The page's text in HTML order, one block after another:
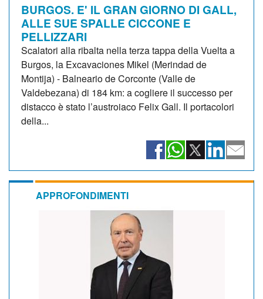
BURGOS. E' IL GRAN GIORNO DI GALL,
ALLE SUE SPALLE CICCONE E
PELLIZZARI
Scalatori alla ribalta nella terza tappa della Vuelta a
Burgos, la Excavaciones Mikel (Merindad de
Montija) - Balneario de Corconte (Valle de
Valdebezana) di 184 km: a cogliere il successo per
distacco è stato l’austroiaco Felix Gall. Il portacolori
della...
APPROFONDIMENTI